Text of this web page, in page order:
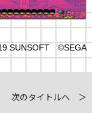
SUNSOFT ©SEGA
次のタイトルへ ＞